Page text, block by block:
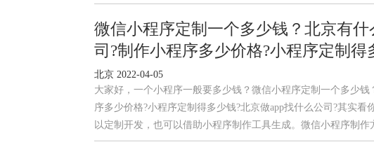
微信小程序定制一个多少钱？北京有
司?制作小程序多少价格?小程序定制得
北京 2022-04-05
大家好，一个小程序一般要多少钱？微信小程序定制一个多少
序多少价格?小程序定制得多少钱?北京做app找什么公司?其实
以定制开发，也可以借助小程序制作工具生成。微信小程序制